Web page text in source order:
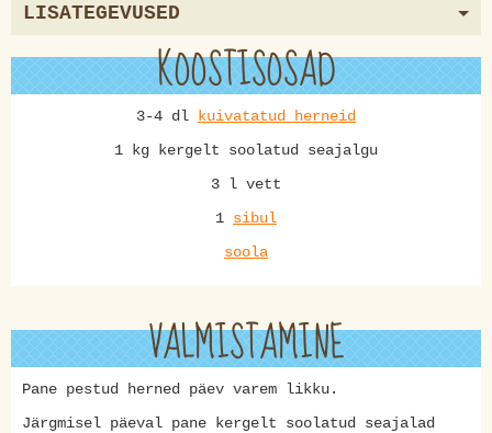
LISATEGEVUSED
KOOSTISOSAD
3-4 dl
kuivatatud herneid
1 kg kergelt soolatud seajalgu
3 l vett
1 sibul
soola
VALMISTAMINE
Pane pestud herned päev varem likku.
Järgmisel päeval pane kergelt soolatud seajalad